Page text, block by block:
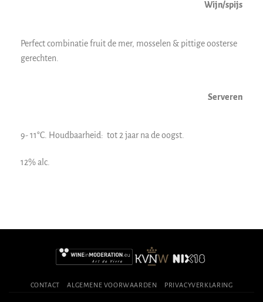
Wijn/spijs
Perfect combinatie fruit de mer, mosselen & pittige oosterse
gerechten.
Serveren
9- 11°C. Houdbaarheid: tot 2 jaar na de oogst.
12% alc.
CONTACT ALGEMENE VOORWAARDEN PRIVACYVERKLARING